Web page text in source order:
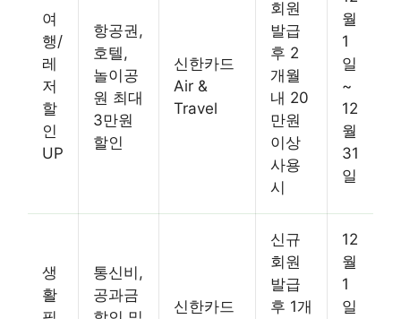
여
행/
레
저
할
인
UP
항공권,
호텔,
놀이공
원 최대
3만원
할인
신한카드
Air &
Travel
회원
발급
후 2
개월
내 20
만원
이상
사용
시
월
1
일
~
12
월
31
일
생
활
통신비,
공과금
신한카드
신규
회원
발급
후 1개
12
월
1
일